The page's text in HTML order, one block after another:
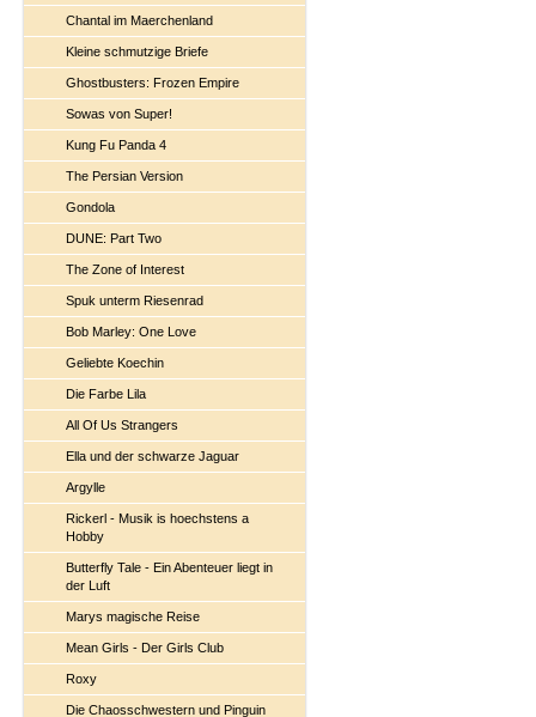
Chantal im Maerchenland
Kleine schmutzige Briefe
Ghostbusters: Frozen Empire
Sowas von Super!
Kung Fu Panda 4
The Persian Version
Gondola
DUNE: Part Two
The Zone of Interest
Spuk unterm Riesenrad
Bob Marley: One Love
Geliebte Koechin
Die Farbe Lila
All Of Us Strangers
Ella und der schwarze Jaguar
Argylle
Rickerl - Musik is hoechstens a
Hobby
Butterfly Tale - Ein Abenteuer liegt in
der Luft
Marys magische Reise
Mean Girls - Der Girls Club
Roxy
Die Chaosschwestern und Pinguin